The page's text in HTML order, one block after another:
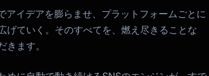
イデアを膨らませ、プラットフォームごとに
げていく。そのすべてを、燃え尽きることな
ます。